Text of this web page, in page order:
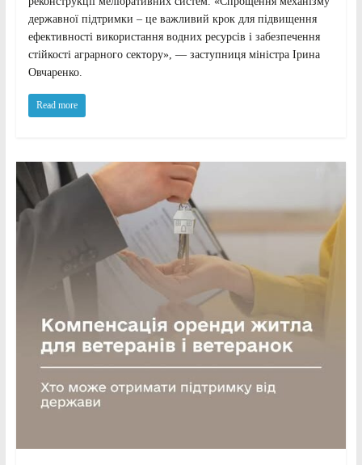
державної підтримки – це важливий крок для підвищення
ефективності використання водних ресурсів і забезпечення
стійкості аграрного сектору», — заступниця міністра Ірина
Овчаренко.
Read more